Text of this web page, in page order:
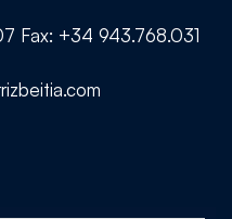
Fax: +34 943.768.031